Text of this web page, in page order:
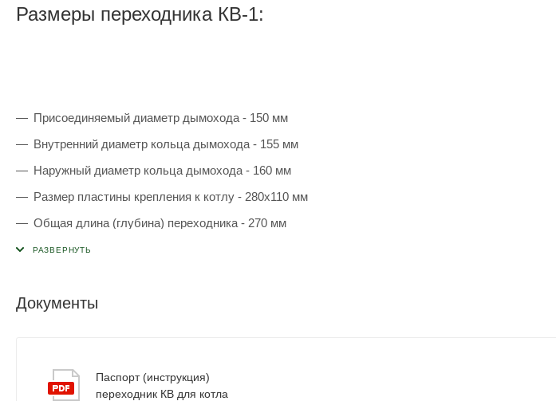
Размеры переходника КВ-1:
Присоединяемый диаметр дымохода - 150 мм
Внутренний диаметр кольца дымохода - 155 мм
Наружный диаметр кольца дымохода - 160 мм
Размер пластины крепления к котлу - 280х110 мм
Общая длина (глубина) переходника - 270 мм
Монтажный межосевой размер (расстояние между болтами крепления переходника) - 214 мм
Документы
Паспорт (инструкция)
переходник КВ для котла